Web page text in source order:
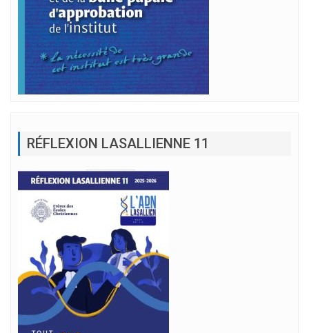
RÉFLEXION LASALLIENNE 11